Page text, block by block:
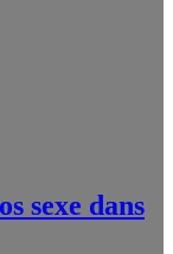
sexe dans